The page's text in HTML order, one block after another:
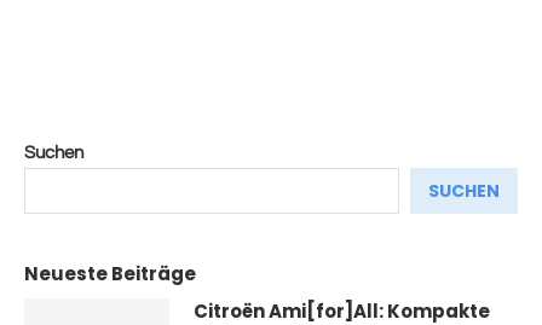
Suchen
SUCHEN
Neueste Beiträge
Citroën Ami[for]All: Kompakte